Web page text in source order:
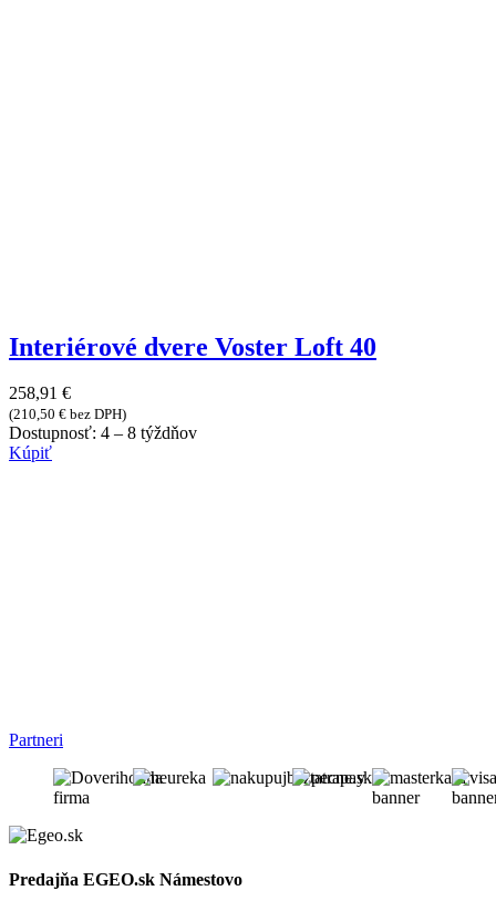
Interiérové dvere Voster Loft 40
258,91 €
(210,50 € bez DPH)
Dostupnosť: 4 – 8 týždňov
Kúpiť
Partneri
Predajňa EGEO.sk Námestovo